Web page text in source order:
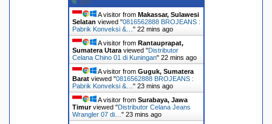
A visitor from Makassar, Sulawesi
Selatan viewed "0816562888 BROJEANS :
Pabrik Konveksi &… " 22 mins ago
A visitor from Rantauprapat,
Sumatera Utaraviewed "Distributor
Celana Chino 01 di Kuningan" 22 mins ago
A visitor from Guguk, Sumatera
Baratviewed "0816562888 BROJEANS :
Pabrik Konveksi &… " 23 mins ago
A visitor from Surabaya, Jawa
Timurviewed "Distributor Celana Jeans
Wrangler 07 di… " 24 mins ago